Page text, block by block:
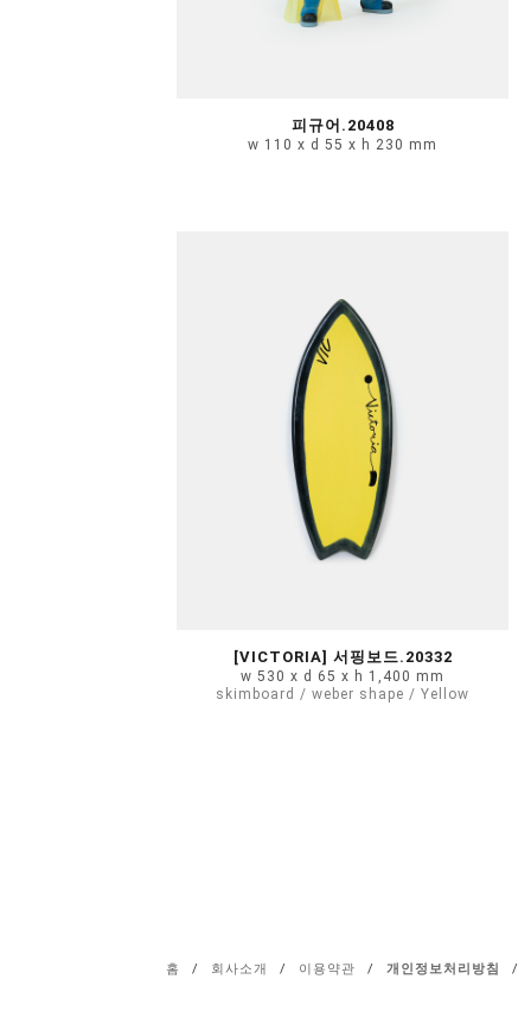
피규어.20408
w 110 x d 55 x h 230 mm
[VICTORIA] 서핑보드.20332
w 530 x d 65 x h 1,400 mm
skimboard / weber shape / Yellow
홈 / 회사소개 / 이용약관 / 개인정보처리방침 /